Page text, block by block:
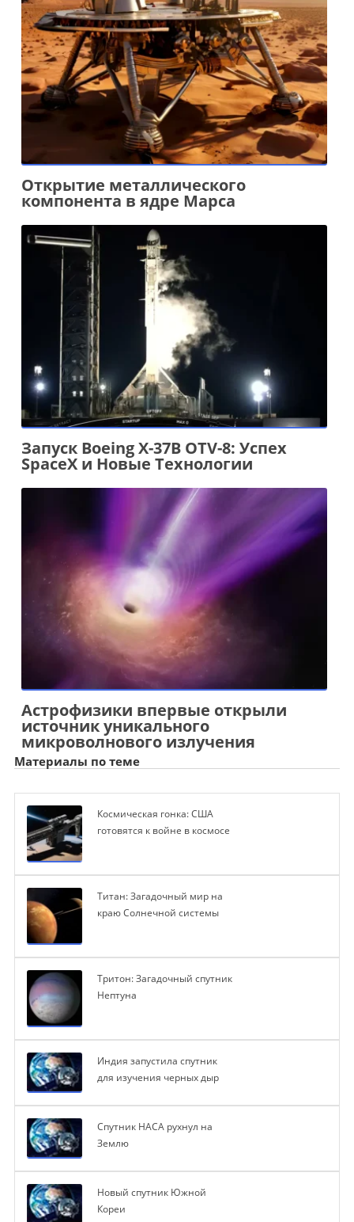
Открытие металлического
компонента в ядре Марса
Запуск Boeing X-37B OTV-8: Успех
SpaceX и Новые Технологии
Астрофизики впервые открыли
источник уникального
микроволнового излучения
Материалы по теме
Космическая гонка: США
готовятся к войне в космосе
Титан: Загадочный мир на
краю Солнечной системы
Тритон: Загадочный спутник
Нептуна
Индия запустила спутник
для изучения черных дыр
Спутник НАСА рухнул на
Землю
Новый спутник Южной
Кореи